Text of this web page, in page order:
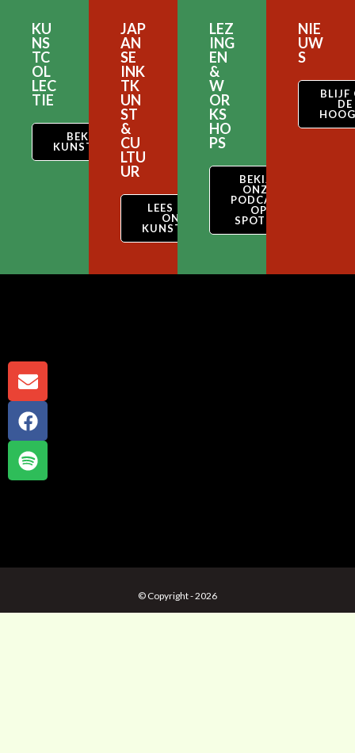
KU
NS
TC
OL
LEC
TIE
BEKIJK ONZE
KUNSTCOLLECTIE
JAP
AN
SE
INK
TK
UN
ST
&
CU
LTU
UR
LEES OVER
ONZE
KUNSTSTIJL
LEZ
ING
EN
&
W
OR
KS
HO
PS
BEKIJK
ONZE
PODCAST
OP
SPOTIFY
NIE
UW
S
BLIJF
DE
© Copyright - 2026